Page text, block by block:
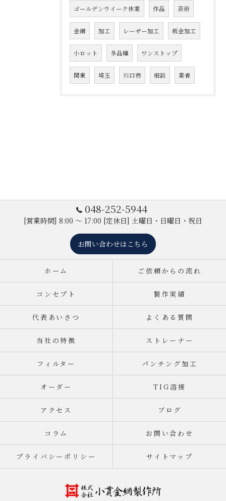
ゴールデンウイーク休業 作品 芸術
金網 加工 レーザー加工 板金加工
小ロット 多品種 ワンストップ
関東 埼玉 川口市 相談 業者
048-252-5944
[営業時間] 8:00 ～ 17:00 [定休日] 土曜日・日曜日・祝日
お問い合わせはこちら
ホーム ご依頼からの流れ
コンセプト 製作実績
代表あいさつ よくある質問
当社の特徴 ストレーナー
フィルター パンチング加工
オーダー TIG溶接
アクセス ブログ
コラム お問い合わせ
プライバシーポリシー サイトマップ